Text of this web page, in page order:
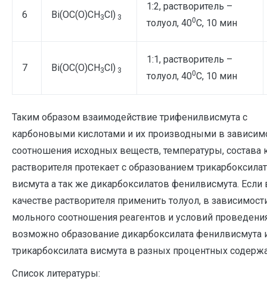
6 Bi(OС(O)СН 3Cl) 3
1:2, растворитель –
толуол, 400С, 10 мин
7 Bi(OС(O)СН 3Cl) 3
1:1, растворитель –
толуол, 400С, 10 мин
Таким образом взаимодействие трифенилвисмута с
карбоновыми кислотами и их производными в
соотношения исходных веществ, температуры, состава
растворителя протекает с образованием
висмута а так же дикарбоксилатов фенилвисмута. Если
качестве растворителя применить толуол, в
мольного соотношения реагентов и условий
возможно образование дикарбоксилата фенилвисмута
трикарбоксилата висмута в разных процентных
Список литературы: